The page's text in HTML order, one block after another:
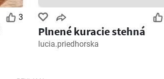
3
Plnené kuracie stehná
lucia.priedhorska